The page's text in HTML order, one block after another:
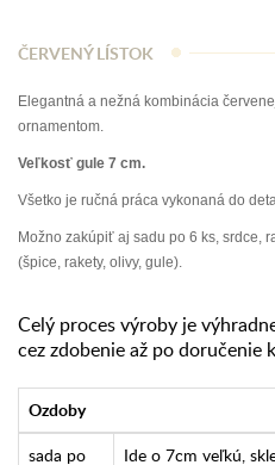
ČERVENÝ LÍSTOK
Elegantná a nežná kombinácia
ornamentom.
Veľkosť gule 7 cm.
Všetko je ručná práca vykonaná do
Možno zakúpiť aj sadu po 6 ks, srdce,
(špice, rakety, olivy, gule).
Celý proces výroby je
cez zdobenie až po doručenie
Ozdoby
sada po
Ide o 7cm veľkú,